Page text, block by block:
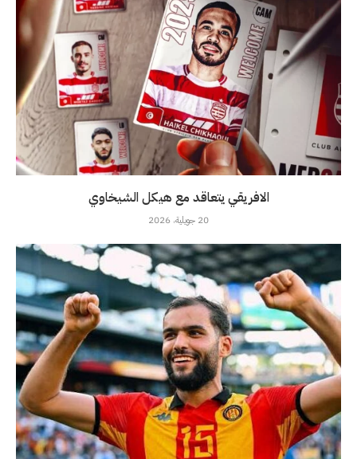
الافريقي يتعاقد مع هيكل الشيخاوي
20 جويلية، 2026